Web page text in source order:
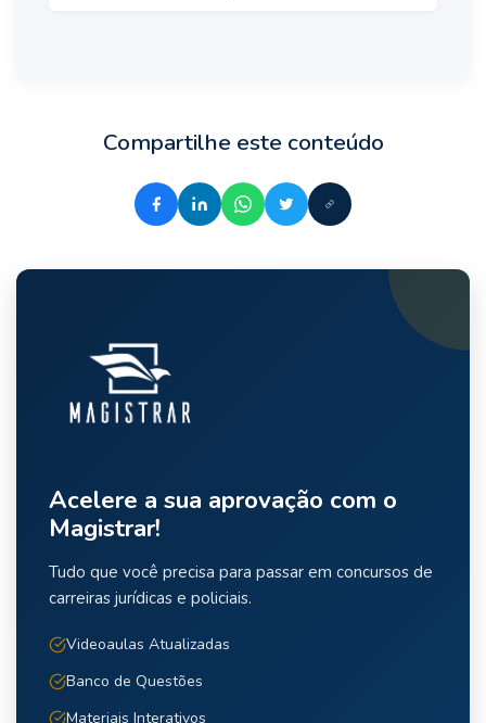
Compartilhe este conteúdo
Acelere a sua aprovação com o
Magistrar!
Tudo que você precisa para passar em concursos de
carreiras jurídicas e policiais.
Videoaulas Atualizadas
Banco de Questões
Materiais Interativos